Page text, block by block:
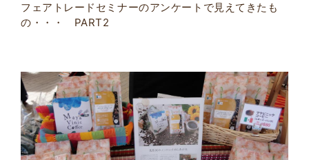
フェアトレードセミナーのアンケートで見えてきたも
の・・・ PART2